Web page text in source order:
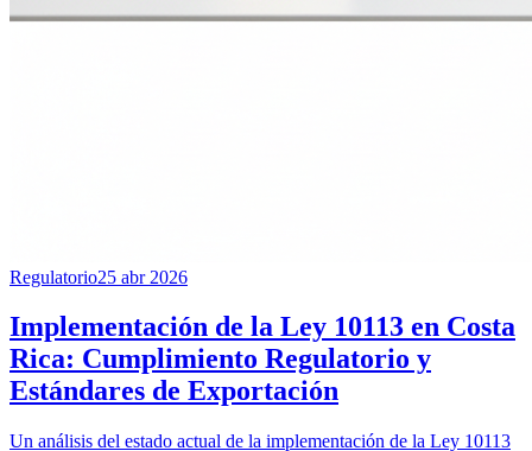
Regulatorio25 abr 2026
Implementación de la Ley 10113 en Costa
Rica: Cumplimiento Regulatorio y
Estándares de Exportación
Un análisis del estado actual de la implementación de la Ley 10113